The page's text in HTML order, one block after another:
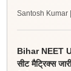
Santosh Kumar
Bihar NEET
सीट मैट्रिक्स